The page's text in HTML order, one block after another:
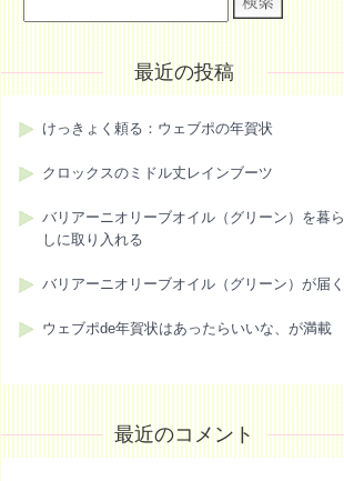
最近の投稿
けっきょく頼る：ウェブポの年賀状
クロックスのミドル丈レインブーツ
バリアーニオリーブオイル（グリーン）を暮ら
しに取り入れる
バリアーニオリーブオイル（グリーン）が届く
ウェブポde年賀状はあったらいいな、が満載
最近のコメント